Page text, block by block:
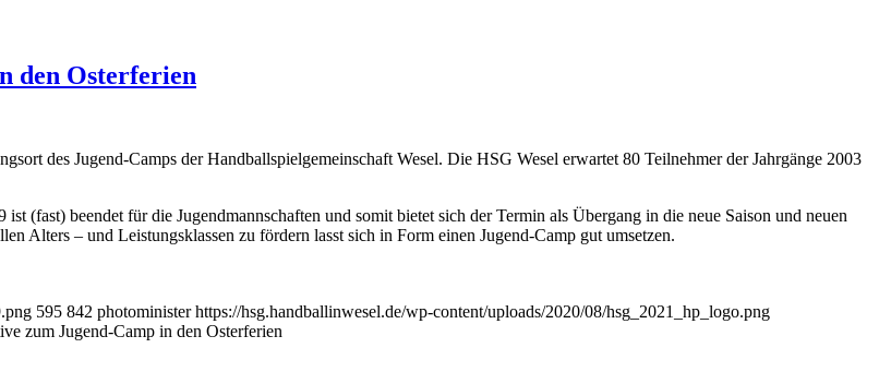
den Osterferien
des Jugend-Camps der Handballspielgemeinschaft Wesel. Die HSG Wesel erwartet 80 Teilnehmer der Jahrgänge 2003
(fast) beendet für die Jugendmannschaften und somit bietet sich der Termin als Übergang in die neue Saison und neuen
Alters – und Leistungsklassen zu fördern lasst sich in Form einen Jugend-Camp gut umsetzen.
595 842 photominister https://hsg.handballinwesel.de/wp-content/uploads/2020/08/hsg_2021_hp_logo.png
zum Jugend-Camp in den Osterferien